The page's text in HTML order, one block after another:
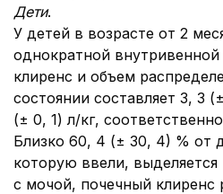
Дети.
У детей в возрасте от 2
однократной
клиренс и объем
состоянии составляет 3, 3
(± 0, 1) л/кг,
Близко 60, 4 (± 30, 4) % от
которую ввели,
с мочой, почечный клиренс